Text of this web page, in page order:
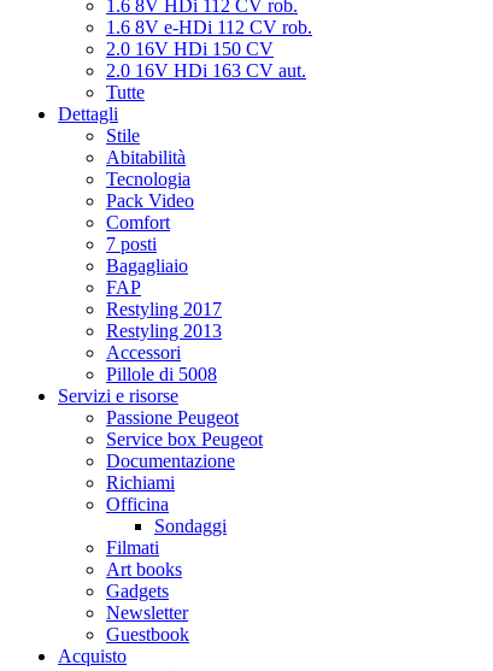
1.6 8V HDi 112 CV rob.
1.6 8V e-HDi 112 CV rob.
2.0 16V HDi 150 CV
2.0 16V HDi 163 CV aut.
Tutte
Dettagli
Stile
Abitabilità
Tecnologia
Pack Video
Comfort
7 posti
Bagagliaio
FAP
Restyling 2017
Restyling 2013
Accessori
Pillole di 5008
Servizi e risorse
Passione Peugeot
Service box Peugeot
Documentazione
Richiami
Officina
Sondaggi
Filmati
Art books
Gadgets
Newsletter
Guestbook
Acquisto